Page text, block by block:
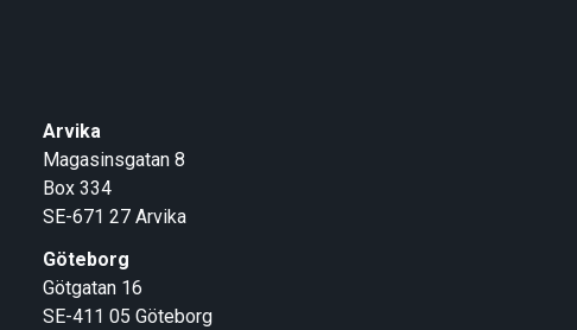
Arvika
Magasinsgatan 8
Box 334
SE-671 27 Arvika
Göteborg
Götgatan 16
SE-411 05 Göteborg